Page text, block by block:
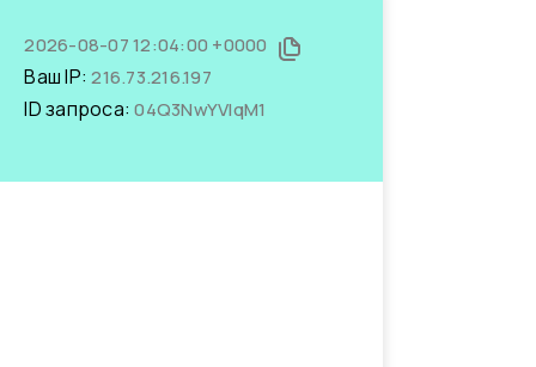
2026-08-07 12:04:00 +0000
Ваш IP:216.73.216.197
ID запроса:04Q3NwYVlqM1